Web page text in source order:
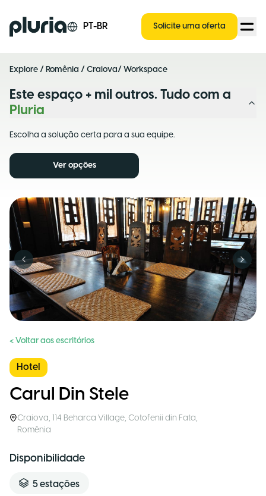
Logo Pluria PT-BR Solicite uma oferta
Explore / Romênia / Craiova/ Workspace
Este espaço + mil outros. Tudo com a
Pluria
Escolha a solução certa para a sua equipe.
Ver opções
Previous slide Next
< Voltar aos escritórios
Hotel
Carul Din Stele
Craiova, 114 Beharca Village, Cotofenii din Fata,
Romênia
Disponibilidade
5estações